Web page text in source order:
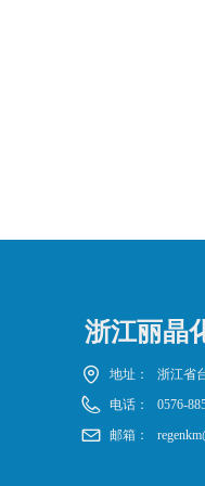
浙江丽晶
地址：
浙江省
电话：
0576-
邮箱：